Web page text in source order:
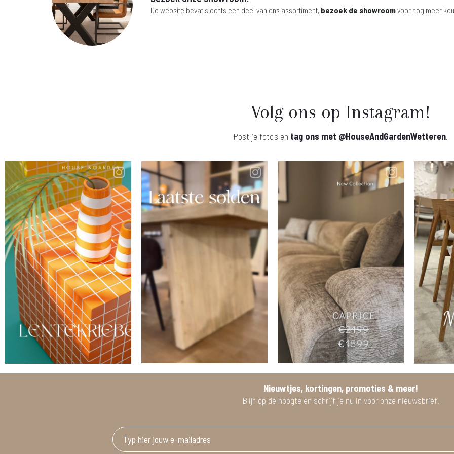
De website bevat slechts een deel van ons assortiment, bezoek de showroomvoor nog meer
Volg ons op Instagram!
Post je foto's en tag ons met @HouseAndGardenWetteren.
Nieuwtjes, kortingen, promoties & meer!
Blijf op de hoogte en schrijf je nu in voor onze nieuwsbrief.